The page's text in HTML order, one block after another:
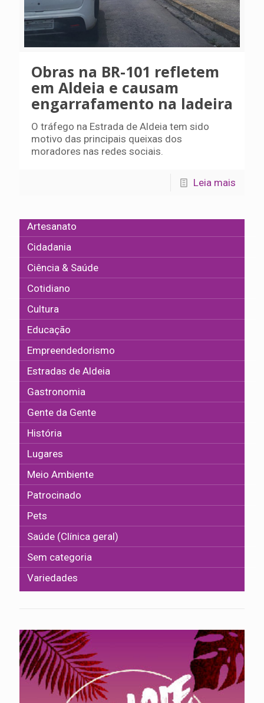
Obras na BR-101 refletem
em Aldeia e causam
engarrafamento na ladeira
O tráfego na Estrada de Aldeia tem sido
motivo das principais queixas dos
moradores nas redes sociais.
Leia mais
Artesanato
Cidadania
Ciência & Saúde
Cotidiano
Cultura
Educação
Empreendedorismo
Estradas de Aldeia
Gastronomia
Gente da Gente
História
Lugares
Meio Ambiente
Patrocinado
Pets
Saúde (Clínica geral)
Sem categoria
Variedades